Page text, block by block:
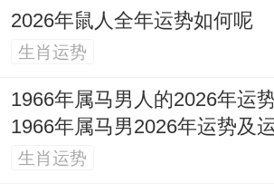
「大耗」星入命，发展成「冲
局，预示今年钱财流动极大，
出，且容易有意外的大额支出
修、赔偿或投资亏损。
正财收入与偏财投资在领域
2026年鼠人全年运势如何呢
生肖运势
1966年属马男人的2026年运
1966年属马男2026年运势及
生肖运势